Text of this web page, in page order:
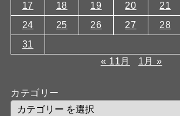
17
18 19 20 21
24
25 26 27 28
31
« 11月
1月 »
カテゴリー